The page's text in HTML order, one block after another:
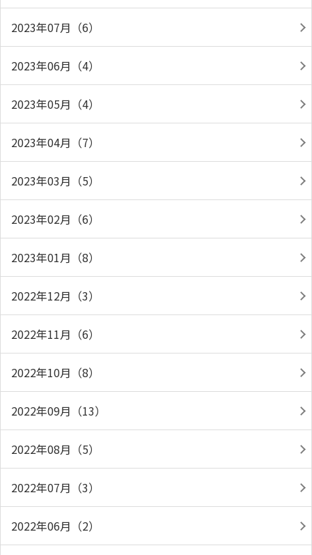
2023年07月（6）
2023年06月（4）
2023年05月（4）
2023年04月（7）
2023年03月（5）
2023年02月（6）
2023年01月（8）
2022年12月（3）
2022年11月（6）
2022年10月（8）
2022年09月（13）
2022年08月（5）
2022年07月（3）
2022年06月（2）